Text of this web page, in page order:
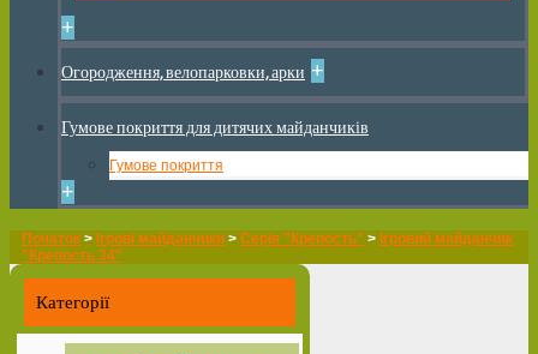
+
Огородження, велопарковки, арки +
Гумове покриття для дитячих майданчиків
Гумове покриття
+
Початок > Ігрові майданчики > Серія "Крепость" > Ігровий майданчик
"Крепость 34"
Категорії